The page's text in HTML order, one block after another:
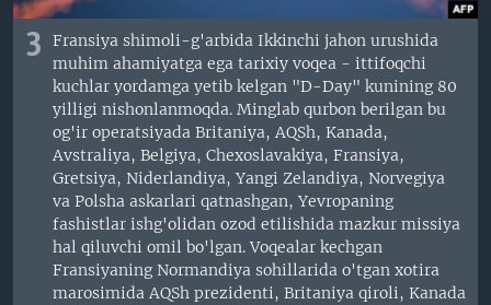
3
Fransiya shimoli-g'arbida Ikkinchi jahon urushida
muhim ahamiyatga ega tarixiy voqea - ittifoqchi
kuchlar yordamga yetib kelgan "D-Day" kunining 80
yilligi nishonlanmoqda. Minglab qurbon berilgan bu
og'ir operatsiyada Britaniya, AQSh, Kanada,
Avstraliya, Belgiya, Chexoslavakiya, Fransiya,
Gretsiya, Niderlandiya, Yangi Zelandiya, Norvegiya
va Polsha askarlari qatnashgan, Yevropaning
fashistlar ishg'olidan ozod etilishida mazkur missiya
hal qiluvchi omil bo'lgan. Voqealar kechgan
Fransiyaning Normandiya sohillarida o'tgan xotira
marosimida AQSh prezidenti, Britaniya qiroli, Kanada